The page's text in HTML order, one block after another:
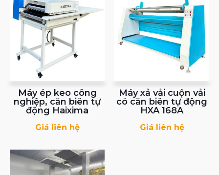
Máy ép keo công
nghiệp, căn biên tự
động Haixima
Giá liên hệ
Máy xả vải cuộn vải
có căn biên tự động
HXA 168A
Giá liên hệ